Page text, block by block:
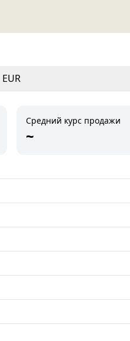
EUR
Средний курс продажи
~